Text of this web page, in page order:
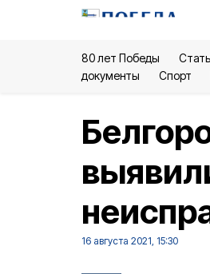
80 лет Победы
документы
Спорт
16 августа 2021, 15:30